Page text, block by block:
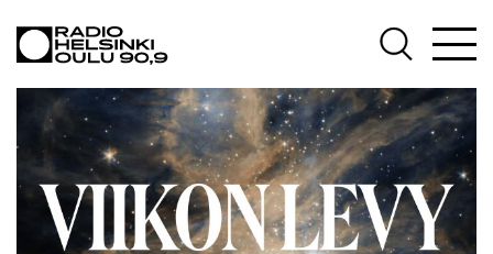
AJANKOHTAISTA
OHJELMAT
TEKIJÄT
ON-DEMAND